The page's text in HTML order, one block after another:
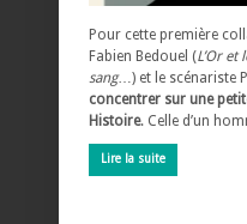
Pour cette première
Fabien Bedouel (L’Or et
sang…) et le scénariste
concentrer sur une
Histoire. Celle d’un
Lire la suite